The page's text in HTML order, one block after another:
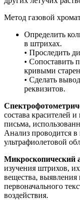
Метод газовой
Определить
в штрихах.
• Проследить
• Сопоставить
кривыми
• Сделать
реквизитов.
состава красителей
письма,
Анализ проводится
ультрафиолетовой
Микроскопический
изучения штрихов,
вещества,
первоначального
воздействия.